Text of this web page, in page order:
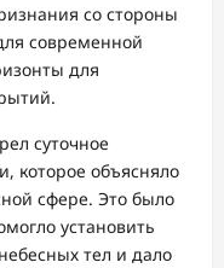
со стороны
современной
для
суточное
которое объясняло
сфере. Это было
установить
тел и дало